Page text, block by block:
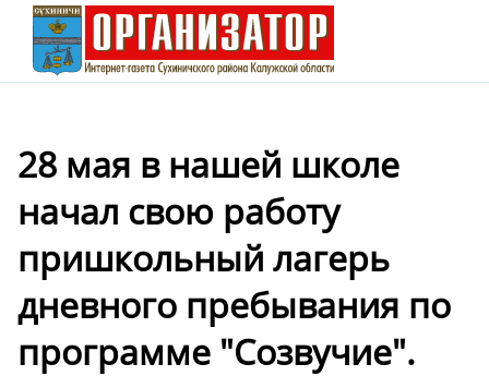
28 мая в нашей школе
начал свою работу
пришкольный лагерь
дневного пребывания по
программе "Созвучие".